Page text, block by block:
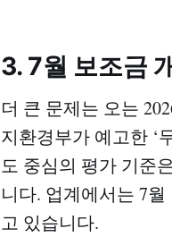
3. 7월 보조금
더 큰 문제는 오는
지환경부가 예고한 ‘
도 중심의 평가 기준
니다. 업계에서는 7
고 있습니다.